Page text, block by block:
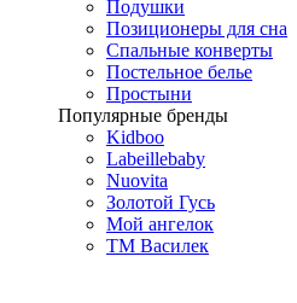
Подушки
Позиционеры для сна
Спальные конверты
Постельное белье
Простыни
Популярные бренды
Kidboo
Labeillebaby
Nuovita
Золотой Гусь
Мой ангелок
ТМ Василек